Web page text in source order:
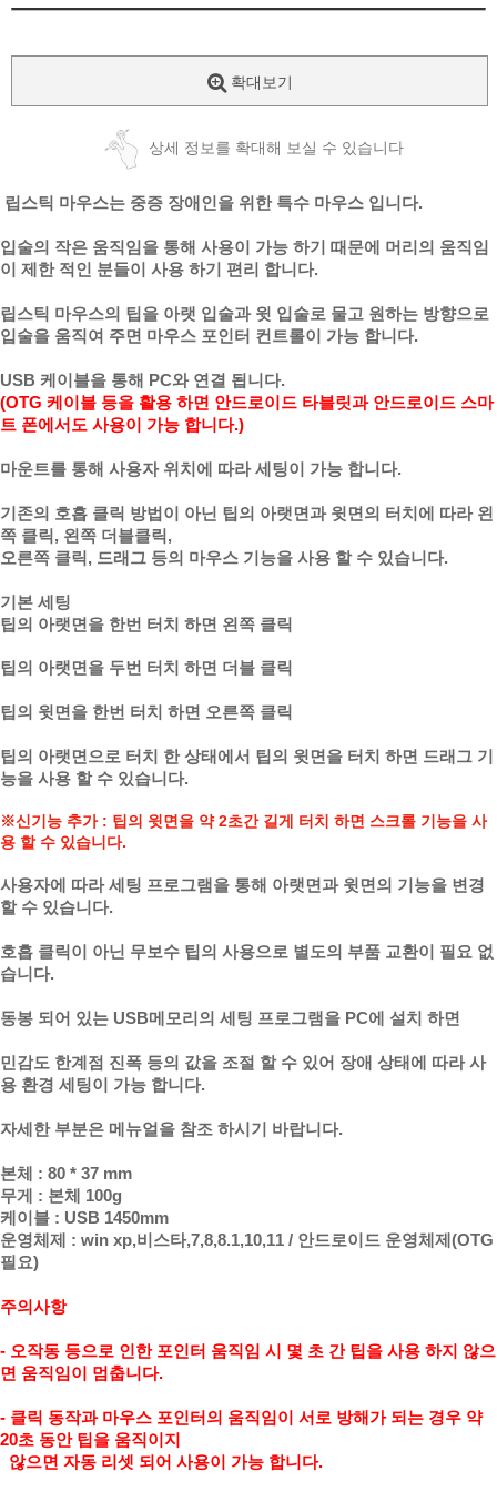
확대보기
상세 정보를 확대해 보실 수 있습니다
립스틱 마우스는 중증 장애인을 위한 특수 마우스 입니다.
입술의 작은 움직임을 통해 사용이 가능 하기 때문에 머리의 움직임
이 제한 적인 분들이 사용 하기 편리 합니다.
립스틱 마우스의 팁을 아랫 입술과 윗 입술로 물고 원하는 방향으로
입술을 움직여 주면 마우스 포인터 컨트롤이 가능 합니다.
USB 케이블을 통해 PC와 연결 됩니다.
(OTG 케이블 등을 활용 하면 안드로이드 타블릿과 안드로이드 스마
트 폰에서도 사용이 가능 합니다.)
마운트를 통해 사용자 위치에 따라 세팅이 가능 합니다.
기존의 호흡 클릭 방법이 아닌 팁의 아랫면과 윗면의 터치에 따라 왼
쪽 클릭, 왼쪽 더블클릭,
오른쪽 클릭, 드래그 등의 마우스 기능을 사용 할 수 있습니다.
기본 세팅
팁의 아랫면을 한번 터치 하면 왼쪽 클릭
팁의 아랫면을 두번 터치 하면 더블 클릭
팁의 윗면을 한번 터치 하면 오른쪽 클릭
팁의 아랫면으로 터치 한 상태에서 팁의 윗면을 터치 하면 드래그 기
능을 사용 할 수 있습니다.
※신기능 추가 : 팁의 윗면을 약 2초간 길게 터치 하면 스크롤 기능을 사
용 할 수 있습니다.
사용자에 따라 세팅 프로그램을 통해 아랫면과 윗면의 기능을 변경
할 수 있습니다.
호흡 클릭이 아닌 무보수 팁의 사용으로 별도의 부품 교환이 필요 없
습니다.
동봉 되어 있는 USB메모리의 세팅 프로그램을 PC에 설치 하면
민감도 한계점 진폭 등의 값을 조절 할 수 있어 장애 상태에 따라 사
용 환경 세팅이 가능 합니다.
자세한 부분은 메뉴얼을 참조 하시기 바랍니다.
본체 : 80 * 37 mm
무게 : 본체 100g
케이블 : USB 1450mm
운영체제 : win xp,비스타,7,8,8.1,10,11 / 안드로이드 운영체제(OTG
필요)
주의사항
- 오작동 등으로 인한 포인터 움직임 시 몇 초 간 팁을 사용 하지 않으
면 움직임이 멈춥니다.
- 클릭 동작과 마우스 포인터의 움직임이 서로 방해가 되는 경우 약
20초 동안 팁을 움직이지
않으면 자동 리셋 되어 사용이 가능 합니다.